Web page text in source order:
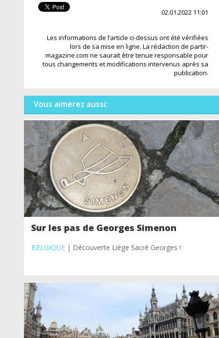
02.01.2022 11:01
Les informations de l’article ci-dessus ont été vérifiées
lors de sa mise en ligne. La rédaction de partir-
magazine.com ne saurait être tenue responsable pour
tous changements et modifications intervenus après sa
publication.
Vous aimerez aussi:
Sur les pas de Georges Simenon
BELGIQUE| Découverte Liège Sacré Georges !